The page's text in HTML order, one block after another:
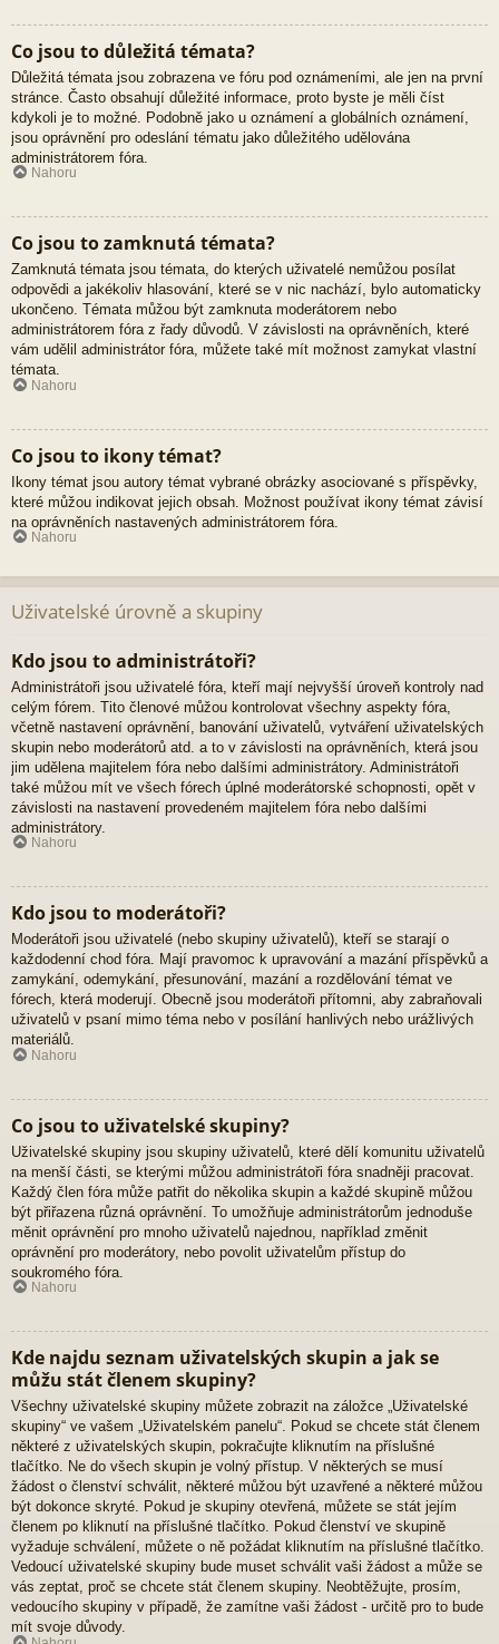
Co jsou to důležitá témata?
Důležitá témata jsou zobrazena ve fóru pod oznámeními, ale jen na první
stránce. Často obsahují důležité informace, proto byste je měli číst
kdykoli je to možné. Podobně jako u oznámení a globálních oznámení,
jsou oprávnění pro odeslání tématu jako důležitého udělována
administrátorem fóra.
Nahoru
Co jsou to zamknutá témata?
Zamknutá témata jsou témata, do kterých uživatelé nemůžou posílat
odpovědi a jakékoliv hlasování, které se v nic nachází, bylo automaticky
ukončeno. Témata můžou být zamknuta moderátorem nebo
administrátorem fóra z řady důvodů. V závislosti na oprávněních, které
vám udělil administrátor fóra, můžete také mít možnost zamykat vlastní
témata.
Nahoru
Co jsou to ikony témat?
Ikony témat jsou autory témat vybrané obrázky asociované s příspěvky,
které můžou indikovat jejich obsah. Možnost používat ikony témat závisí
na oprávněních nastavených administrátorem fóra.
Nahoru
Uživatelské úrovně a skupiny
Kdo jsou to administrátoři?
Administrátoři jsou uživatelé fóra, kteří mají nejvyšší úroveň kontroly nad
celým fórem. Tito členové můžou kontrolovat všechny aspekty fóra,
včetně nastavení oprávnění, banování uživatelů, vytváření uživatelských
skupin nebo moderátorů atd. a to v závislosti na oprávněních, která jsou
jim udělena majitelem fóra nebo dalšími administrátory. Administrátoři
také můžou mít ve všech fórech úplné moderátorské schopnosti, opět v
závislosti na nastavení provedeném majitelem fóra nebo dalšími
administrátory.
Nahoru
Kdo jsou to moderátoři?
Moderátoři jsou uživatelé (nebo skupiny uživatelů), kteří se starají o
každodenní chod fóra. Mají pravomoc k upravování a mazání příspěvků a
zamykání, odemykání, přesunování, mazání a rozdělování témat ve
fórech, která moderují. Obecně jsou moderátoři přítomni, aby zabraňovali
uživatelů v psaní mimo téma nebo v posílání hanlivých nebo urážlivých
materiálů.
Nahoru
Co jsou to uživatelské skupiny?
Uživatelské skupiny jsou skupiny uživatelů, které dělí komunitu uživatelů
na menší části, se kterými můžou administrátoři fóra snadněji pracovat.
Každý člen fóra může patřit do několika skupin a každé skupině můžou
být přiřazena různá oprávnění. To umožňuje administrátorům jednoduše
měnit oprávnění pro mnoho uživatelů najednou, například změnit
oprávnění pro moderátory, nebo povolit uživatelům přístup do
soukromého fóra.
Nahoru
Kde najdu seznam uživatelských skupin a jak se
můžu stát členem skupiny?
Všechny uživatelské skupiny můžete zobrazit na záložce „Uživatelské
skupiny“ ve vašem „Uživatelském panelu“. Pokud se chcete stát členem
některé z uživatelských skupin, pokračujte kliknutím na příslušné
tlačítko. Ne do všech skupin je volný přístup. V některých se musí
žádost o členství schválit, některé můžou být uzavřené a některé můžou
být dokonce skryté. Pokud je skupiny otevřená, můžete se stát jejím
členem po kliknutí na příslušné tlačítko. Pokud členství ve skupině
vyžaduje schválení, můžete o ně požádat kliknutím na příslušné tlačítko.
Vedoucí uživatelské skupiny bude muset schválit vaši žádost a může se
vás zeptat, proč se chcete stát členem skupiny. Neobtěžujte, prosím,
vedoucího skupiny v případě, že zamítne vaši žádost - určitě pro to bude
mít svoje důvody.